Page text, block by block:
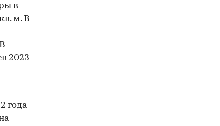
в
м. В
2023
года